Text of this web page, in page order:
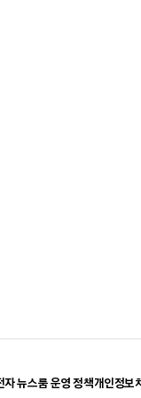
자 뉴스룸 운영 정책개인정보